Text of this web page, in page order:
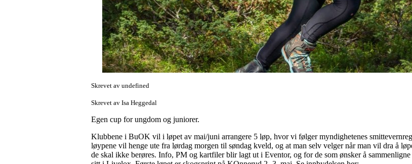
Skrevet av undefined
Skrevet av Isa Heggedal
Egen cup for ungdom og juniorer.
Klubbene i BuOK vil i løpet av mai/juni arrangere 5 løp, hvor vi følger myndighetenes
løypene vil henge ute fra lørdag morgen til søndag kveld, og at man selv velger når man vil dra å
de skal ikke berøres. Info, PM og kartfiler blir lagt ut i Eventor, og for de som ønsker å